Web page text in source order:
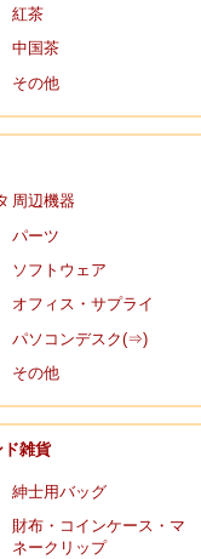
紅茶
中国茶
その他
周辺機器
パーツ
ソフトウェア
オフィス・サプライ
パソコンデスク(⇒)
その他
雑貨
紳士用バッグ
財布・コインケース・マ
ネークリップ